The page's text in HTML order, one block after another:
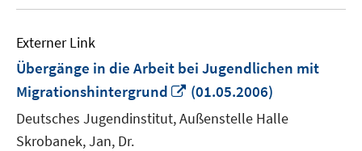
Externer Link
Übergänge in die Arbeit bei Jugendlichen mit
Migrationshintergrund
In
neuem
Fenster
(01.05.2006)
Deutsches Jugendinstitut, Außenstelle Halle
Skrobanek, Jan, Dr.